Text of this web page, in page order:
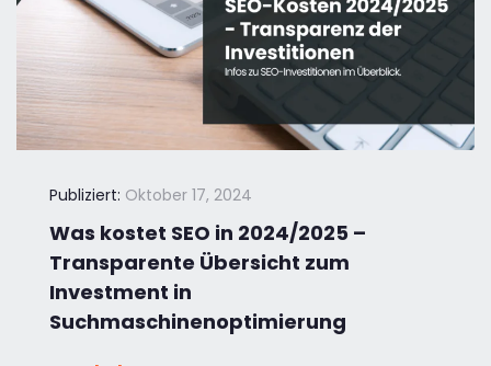
Publiziert: Oktober 17, 2024
Was kostet SEO in 2024/2025 –
Transparente Übersicht zum
Investment in
Suchmaschinenoptimierung